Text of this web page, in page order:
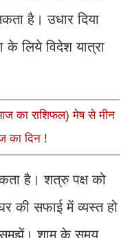
है। उधार दिया
लिये विदेश यात्रा
का राशिफल) मेष से मीन
का दिन !
है। शत्रु पक्ष को
की सफाई में व्यस्त हो
समझें। शाम के समय